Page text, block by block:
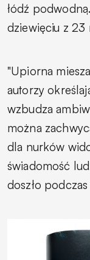
łódź
dziewięciu z 23
"Upiorna
autorzy
wzbudza
można
dla nurków
świadomość
doszło